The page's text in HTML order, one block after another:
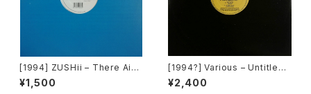
[1994] ZUSHii – There Ain't
Enough Love ('94 Remix) /
Surprise Surprise [E-Zee]
¥1,500
[1994?] Various – Untitled
(PM-669)[PoweRemix Rec
ords]
¥2,400